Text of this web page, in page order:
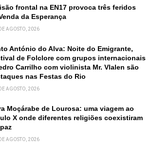
frontal na EN17 provoca três feridos
da Esperança
AGOSTO, 2026
António do Alva: Noite do Emigrante,
de Folclore com grupos internacionais
Carrilho com violinista Mr. Vlalen são
nas Festas do Rio
AGOSTO, 2026
Moçárabe de Lourosa: uma viagem ao
X onde diferentes religiões coexistiram
AGOSTO, 2026